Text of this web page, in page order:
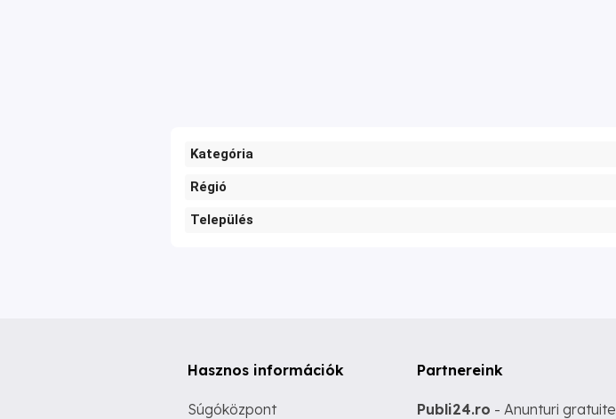
Kategória
Régió
Település
Hasznos információk
Súgóközpont
Partnereink
Publi24.ro - Anunturi gratuite